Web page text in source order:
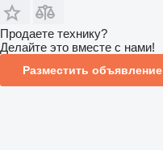
Продаете технику?
Делайте это вместе с нами!
Разместить объявление